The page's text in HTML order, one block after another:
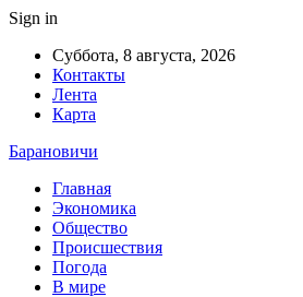
Sign in
Суббота, 8 августа, 2026
Контакты
Лента
Карта
Барановичи
Главная
Экономика
Общество
Происшествия
Погода
В мире